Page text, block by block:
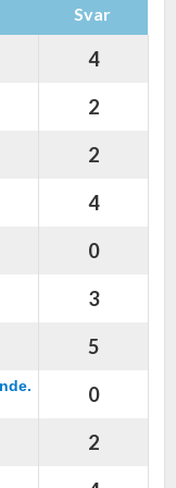
Svar
4
2
2
4
0
3
5
0
2